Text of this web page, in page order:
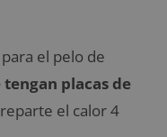
el pelo de
placas de
el calor 4